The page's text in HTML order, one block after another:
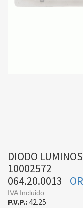
DIODO
10002572
064.20.0013
IVA Incluido
P.V.P.: 42.25